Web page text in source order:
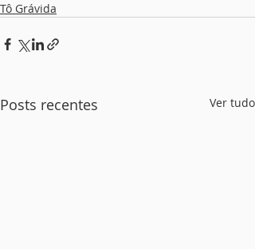
Tô Grávida
Posts recentes Ver tudo